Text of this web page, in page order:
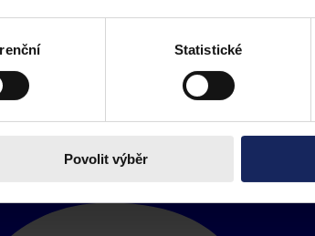
Statistické
Povolit výběr